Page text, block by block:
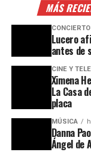
MÁS
Lucero
antes de
CINE Y
Ximena
La Casa
placa
MÚSICA
Danna
Ángel de